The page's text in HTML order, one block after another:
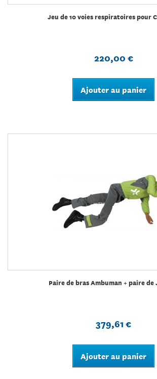
Jeu de 10 voies respiratoires pour
220,00 €
Ajouter au panier
Paire de bras Ambuman + paire de
379,61 €
Ajouter au panier